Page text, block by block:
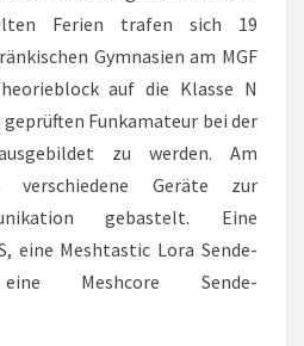
Ferien trafen sich 19
Gymnasien am MGF
auf die Klasse N
Funkamateur bei der
zu werden. Am
verschiedene Geräte zur
gebastelt. Eine
eine Meshtastic Lora Sende-
eine Meshcore Sende-